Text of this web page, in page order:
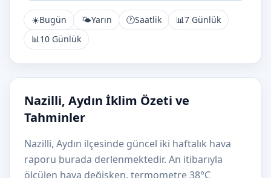
☀️Bugün 🌤️Yarın 🕐Saatlik 📊7 Günlük
📊10 Günlük
Nazilli, Aydın İklim Özeti ve
Tahminler
Nazilli, Aydın ilçesinde güncel iki haftalık hava
raporu burada derlenmektedir. An itibarıyla
ölçülen hava değişken, termometre 38°C